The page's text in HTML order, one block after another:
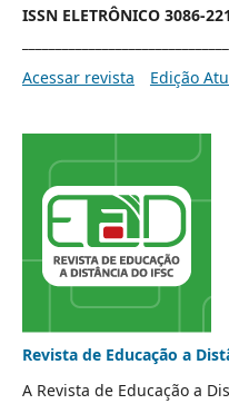
ISSN ELETRÔNICO 3086-
Acessar revista
Edição
Revista de Educação a
A Revista de Educação a